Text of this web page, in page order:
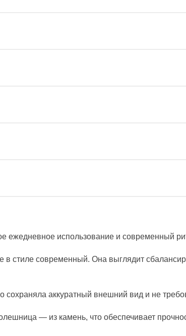
ежедневное использование и современный
в стиле современный. Она выглядит
сохраняла аккуратный внешний вид и не
— из камень, что обеспечивает